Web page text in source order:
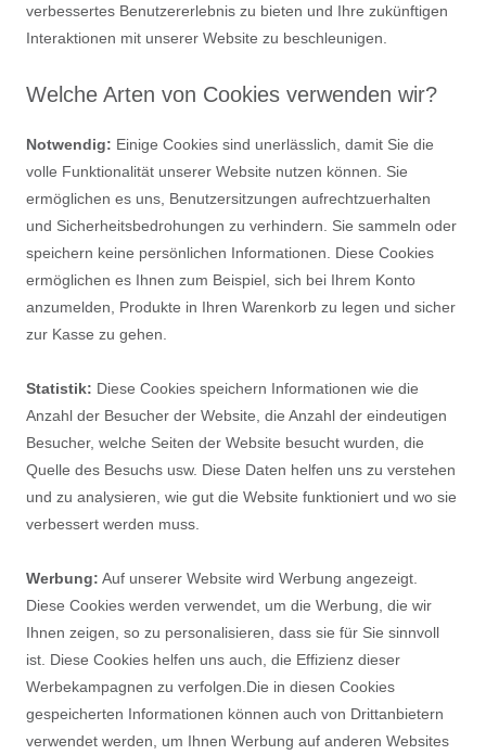
verbessertes Benutzererlebnis zu bieten und Ihre zukünftigen
Interaktionen mit unserer Website zu beschleunigen.
Welche Arten von Cookies verwenden wir?
Notwendig: Einige Cookies sind unerlässlich, damit Sie die
volle Funktionalität unserer Website nutzen können. Sie
ermöglichen es uns, Benutzersitzungen aufrechtzuerhalten
und Sicherheitsbedrohungen zu verhindern. Sie sammeln oder
speichern keine persönlichen Informationen. Diese Cookies
ermöglichen es Ihnen zum Beispiel, sich bei Ihrem Konto
anzumelden, Produkte in Ihren Warenkorb zu legen und sicher
zur Kasse zu gehen.
Statistik: Diese Cookies speichern Informationen wie die
Anzahl der Besucher der Website, die Anzahl der eindeutigen
Besucher, welche Seiten der Website besucht wurden, die
Quelle des Besuchs usw. Diese Daten helfen uns zu verstehen
und zu analysieren, wie gut die Website funktioniert und wo sie
verbessert werden muss.
Werbung: Auf unserer Website wird Werbung angezeigt.
Diese Cookies werden verwendet, um die Werbung, die wir
Ihnen zeigen, so zu personalisieren, dass sie für Sie sinnvoll
ist. Diese Cookies helfen uns auch, die Effizienz dieser
Werbekampagnen zu verfolgen.Die in diesen Cookies
gespeicherten Informationen können auch von Drittanbietern
verwendet werden, um Ihnen Werbung auf anderen Websites